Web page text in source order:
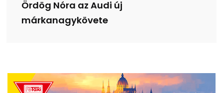
Ördög Nóra az Audi új
márkanagykövete